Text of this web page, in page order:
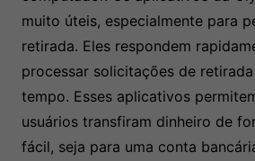
muito úteis, especialmente para
retirada. Eles respondem
processar solicitações de
tempo. Esses aplicativos
usuários transfiram dinheiro de
fácil, seja para uma conta